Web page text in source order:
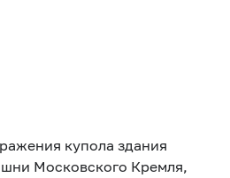
купола здания
Московского Кремля,